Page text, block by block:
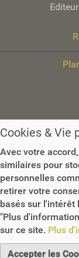
Cookies & Vie
Avec votre
similaires pour
personnelles
retirer votre
basés sur l'intérêt
"Plus
sur ce site. Plus
Accepter les